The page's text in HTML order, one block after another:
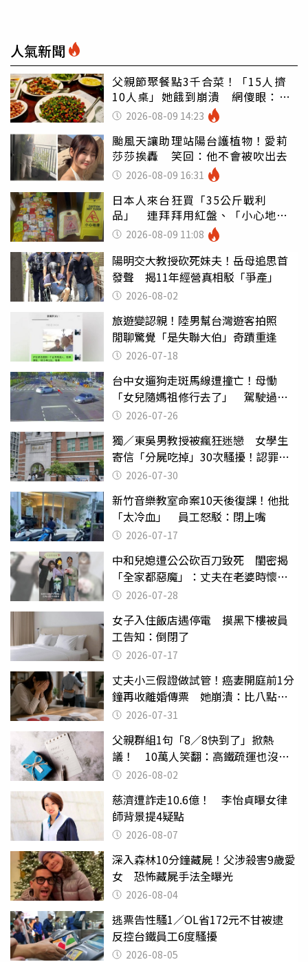
人氣新聞
父親節聚餐點3千合菜！「15人擠
10人桌」她餓到崩潰 網傻眼：讓
店家看笑話
2026-08-09 14:23
颱風天讓助理站陽台護植物！愛莉
莎莎挨轟 笑回：他不會被吹出去
2026-08-09 16:31
日本人來台狂買「35公斤戰利
品」 連拜拜用紅盤、「小心地
滑」告示牌也帶回家
2026-08-09 11:08
陽明交大教授砍死妹夫！岳母追思首
發聲 揭11年經營真相駁「爭產」
2026-08-02
旅遊變認親！陸男幫台灣遊客拍照
閒聊驚覺「是失聯大伯」奇蹟重逢
2026-07-18
台中女遛狗走斑馬線遭撞亡！母慟
「女兒隨媽祖修行去了」 駕駛過失
致死判9月
2026-07-26
獨／東吳男教授被瘋狂迷戀 女學生
寄信「分屍吃掉」30次騷擾！認罪免
關 2026-07-30
新竹音樂教室命案10天後復課！他批
「太冷血」 員工怒駁：閉上嘴
2026-07-17
中和兒媳遭公公砍百刀致死 閨密揭
「全家都惡魔」：丈夫在老婆時懷孕
摔東西
2026-07-28
女子入住飯店遇停電 摸黑下樓被員
工告知：倒閉了
2026-07-17
丈夫小三假證做試管！癌妻開庭前1分
鐘再收離婚傳票 她崩潰：比八點檔
還扯2026-07-31
父親群組1句「8／8快到了」掀熱
議！ 10萬人笑翻：高鐵疏運也沒列
父親節
2026-08-02
慈濟遭詐走10.6億！ 李怡貞曝女律
師背景提4疑點
2026-08-07
深入森林10分鐘藏屍！父涉殺害9歲愛
女 恐怖藏屍手法全曝光
2026-08-04
逃票告性騷1／OL省172元不甘被逮
反控台鐵員工6度騷擾
2026-08-05